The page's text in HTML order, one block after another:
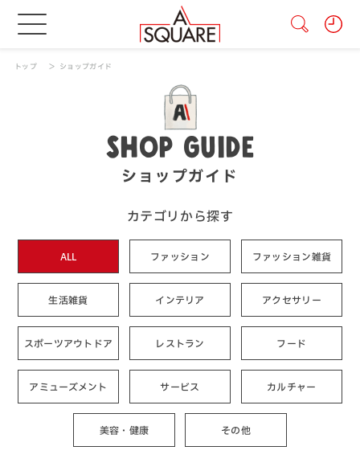
トップ ショップガイド
SHOP GUIDE
ショップガイド
カテゴリから探す
ALL ファッション ファッション雑貨
生活雑貨 インテリア アクセサリー
スポーツアウトドア レストラン フード
アミューズメント サービス カルチャー
美容・健康 その他